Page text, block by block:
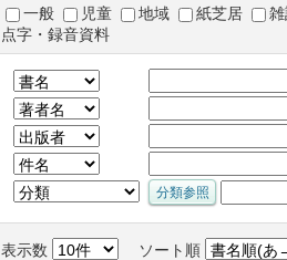
一般 児童 地域 紙芝居
点字・録音資料
表示数 ソート順